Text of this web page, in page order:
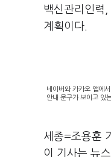
백신관리인력
계획이다.
네이버와 카카오 앱에
안내 문구가 보이고 있
세종=조용훈
이 기사는 뉴